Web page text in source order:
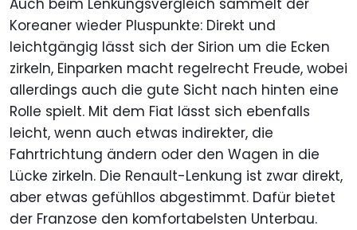
Auch beim Lenkungsvergleich sammelt der
Koreaner wieder Pluspunkte: Direkt und
leichtgängig lässt sich der Sirion um die Ecken
zirkeln, Einparken macht regelrecht Freude, wobei
allerdings auch die gute Sicht nach hinten eine
Rolle spielt. Mit dem Fiat lässt sich ebenfalls
leicht, wenn auch etwas indirekter, die
Fahrtrichtung ändern oder den Wagen in die
Lücke zirkeln. Die Renault-Lenkung ist zwar direkt,
aber etwas gefühllos abgestimmt. Dafür bietet
der Franzose den komfortabelsten Unterbau.